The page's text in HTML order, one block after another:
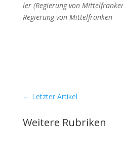
ler (Regie­rung von
Regie­rung von Mit­tel­fran­ken
← Letzter Artikel
Weitere Rubriken